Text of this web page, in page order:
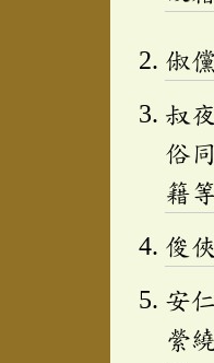
俶
叔
俗
籍
俊
安
縈